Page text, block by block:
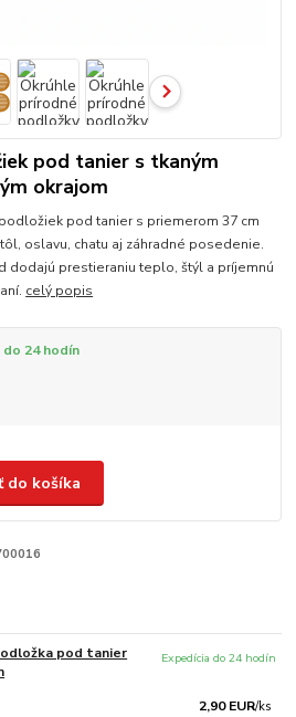
pod tanier s tkaným
okrajom
pod tanier s priemerom 37 cm
oslavu, chatu aj záhradné posedenie.
dodajú prestieraniu teplo, štýl a príjemnú
celý popis
do 24 hodín
do košíka
pod tanier
2,90 EUR/ks
Expedícia do 24 hodín